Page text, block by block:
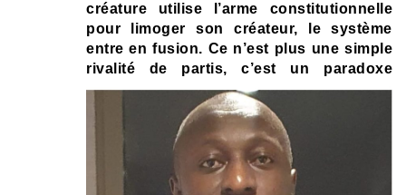
créature utilise l’arme constitutionnelle
pour limoger son créateur, le système
entre en fusion. Ce n’est plus une simple
rivalité de partis, c’est un paradoxe